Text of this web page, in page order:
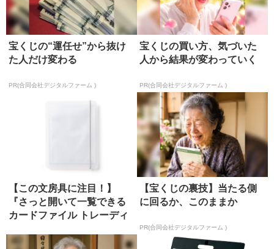
宝くじの“運任せ”から抜け
た人だけ変わる
PR(合同会社デジタルファーム )
宝くじの買い方、気づいた
人から結果が変わっていく
PR(合同会社デジタルファーム )
【この文房具に注目！】
『さっと開いて一覧できる
カードファイル トレーディ
【宝くじの裏技】当たる側
に回るか、このままか
PR(合同会社デジタルファーム )